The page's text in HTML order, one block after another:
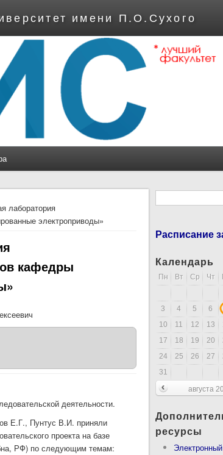
имени П.О.Сухого
лаборатория
электроприводы»
кафедры
деятельности.
Е.Г., Пунтус В.И. приняли
проекта на базе
РФ) по следующим темам:
Форма
Расписание
Календарь
Пн Вт Ср Чт
3
4 5 6
10
11 12 13
17
18 19 20
24
25 26 27
31
августа
ресурсы